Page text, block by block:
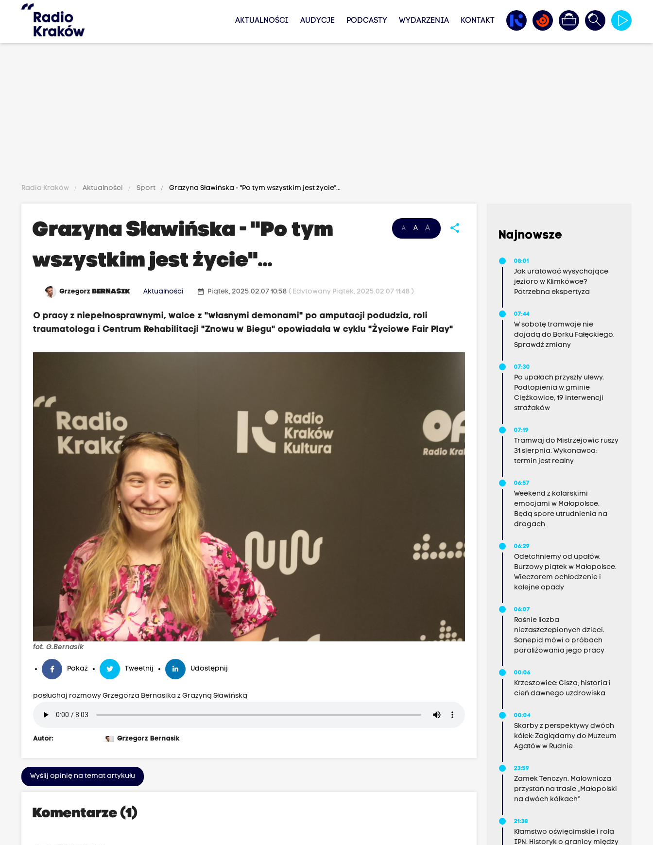
AKTUALNOŚCI AUDYCJE PODCASTY WYDARZENIA KONTAKT
Radio Kraków Aktualności Sport Grazyna Sławińska - "Po tym wszystkim jest życie"...
A A A share
Grazyna Sławińska - "Po tym
wszystkim jest życie"...
GrzegorzBERNASIK Aktualności date_range Piątek, 2025.02.07 10:58( Edytowany Piątek, 2025.02.07 11:48 )
O pracy z niepełnosprawnymi, walce z "własnymi demonami" po amputacji podudzia, roli
traumatologa i Centrum Rehabilitacji "Znowu w Biegu" opowiadała w cyklu "Życiowe Fair Play"
fot. G.Bernasik
Pokaż Tweetnij Udostępnij
posłuchaj rozmowy Grzegorza Bernasika z Grazyną Sławińską
Autor: Grzegorz Bernasik
Wyślij opinię na temat artykułu
Komentarze (1)
Najnowsze
08:01
Jak uratować wysychające
jezioro w Klimkówce?
Potrzebna ekspertyza
07:44
W sobotę tramwaje nie
dojadą do Borku Fałęckiego.
Sprawdź zmiany
07:30
Po upałach przyszły ulewy.
Podtopienia w gminie
Ciężkowice, 19 interwencji
strażaków
07:19
Tramwaj do Mistrzejowic ruszy
31 sierpnia. Wykonawca:
termin jest realny
06:57
Weekend z kolarskimi
emocjami w Małopolsce.
Będą spore utrudnienia na
drogach
06:29
Odetchniemy od upałów.
Burzowy piątek w Małopolsce.
Wieczorem ochłodzenie i
kolejne opady
06:07
Rośnie liczba
niezaszczepionych dzieci.
Sanepid mówi o próbach
paraliżowania jego pracy
00:06
Krzeszowice: Cisza, historia i
cień dawnego uzdrowiska
00:04
Skarby z perspektywy dwóch
kółek: Zaglądamy do Muzeum
Agatów w Rudnie
23:59
Zamek Tenczyn. Malownicza
przystań na trasie „Małopolski
na dwóch kółkach”
21:38
Kłamstwo oświęcimskie i rola
IPN. Historyk o granicy między